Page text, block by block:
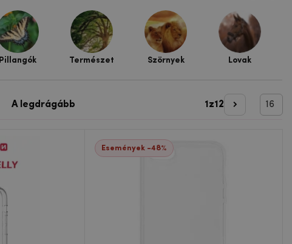
Pillangók Természet Szörnyek Lovak
A legdrágább 1 z12
Események -48%